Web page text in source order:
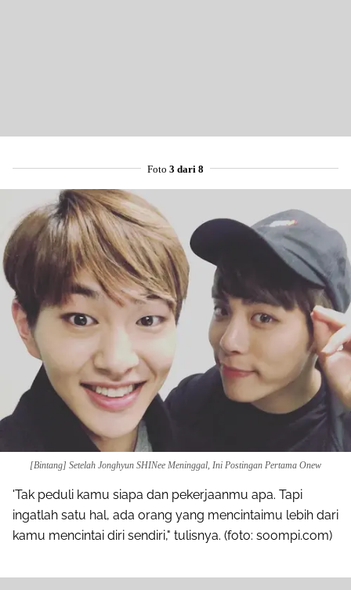
Foto 3 dari 8
[Bintang] Setelah Jonghyun SHINee Meninggal, Ini Postingan Pertama Onew
'Tak peduli kamu siapa dan pekerjaanmu apa. Tapi
ingatlah satu hal, ada orang yang mencintaimu lebih dari
kamu mencintai diri sendiri," tulisnya. (foto: soompi.com)